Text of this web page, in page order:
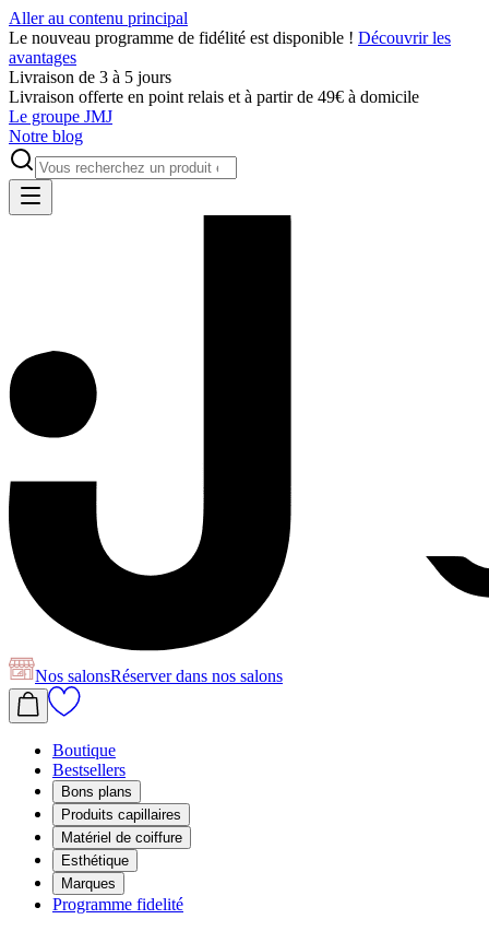
Aller au contenu principal
Le nouveau programme de fidélité est disponible ! Découvrir les
avantages
Livraison de 3 à 5 jours
Livraison offerte en point relais et à partir de 49€ à domicile
Le groupe JMJ
Notre blog
Nos salonsRéserverdans nos salons
Boutique
Bestsellers
Bons plans
Produits capillaires
Matériel de coiffure
Esthétique
Marques
Programme fidelité